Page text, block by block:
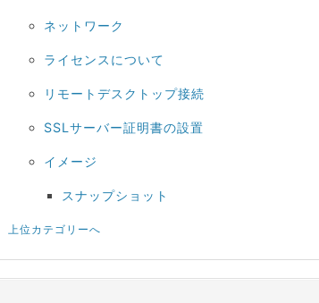
ネットワーク
ライセンスについて
リモートデスクトップ接続
SSLサーバー証明書の設置
イメージ
スナップショット
上位カテゴリーへ